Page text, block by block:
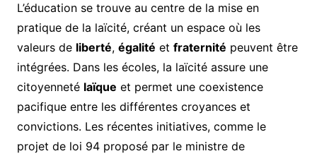
L’éducation se trouve au centre de la mise en
pratique de la laïcité, créant un espace où les
valeurs de liberté, égalité et fraternité peuvent être
intégrées. Dans les écoles, la laïcité assure une
citoyenneté laïque et permet une coexistence
pacifique entre les différentes croyances et
convictions. Les récentes initiatives, comme le
projet de loi 94 proposé par le ministre de